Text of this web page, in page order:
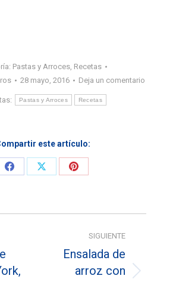
Pastas y Arroces, Recetas
28 mayo, 2016 Deja un comentario
Pastas y Arroces Recetas
este artículo:
Share
Share
Share
SIGUIENTE
Entrada
Ensalada de
arroz con